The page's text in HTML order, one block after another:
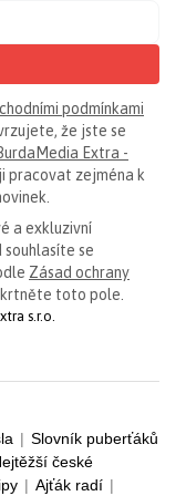
podmínkami
že jste se
Extra -
pracovat zejména k
a exkluzivní
se
Zásad ochrany
toto pole.
s.r.o.
| Slovník puberťáků
české
| Ajťák radí |